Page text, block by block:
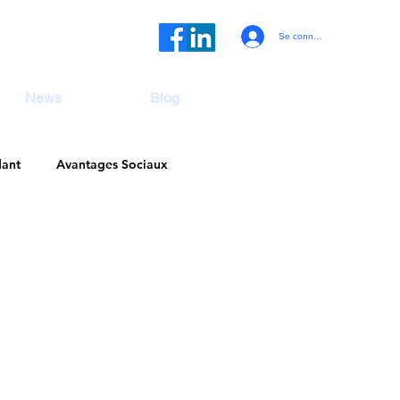
News Blog
Se connecter
Avantages Sociaux